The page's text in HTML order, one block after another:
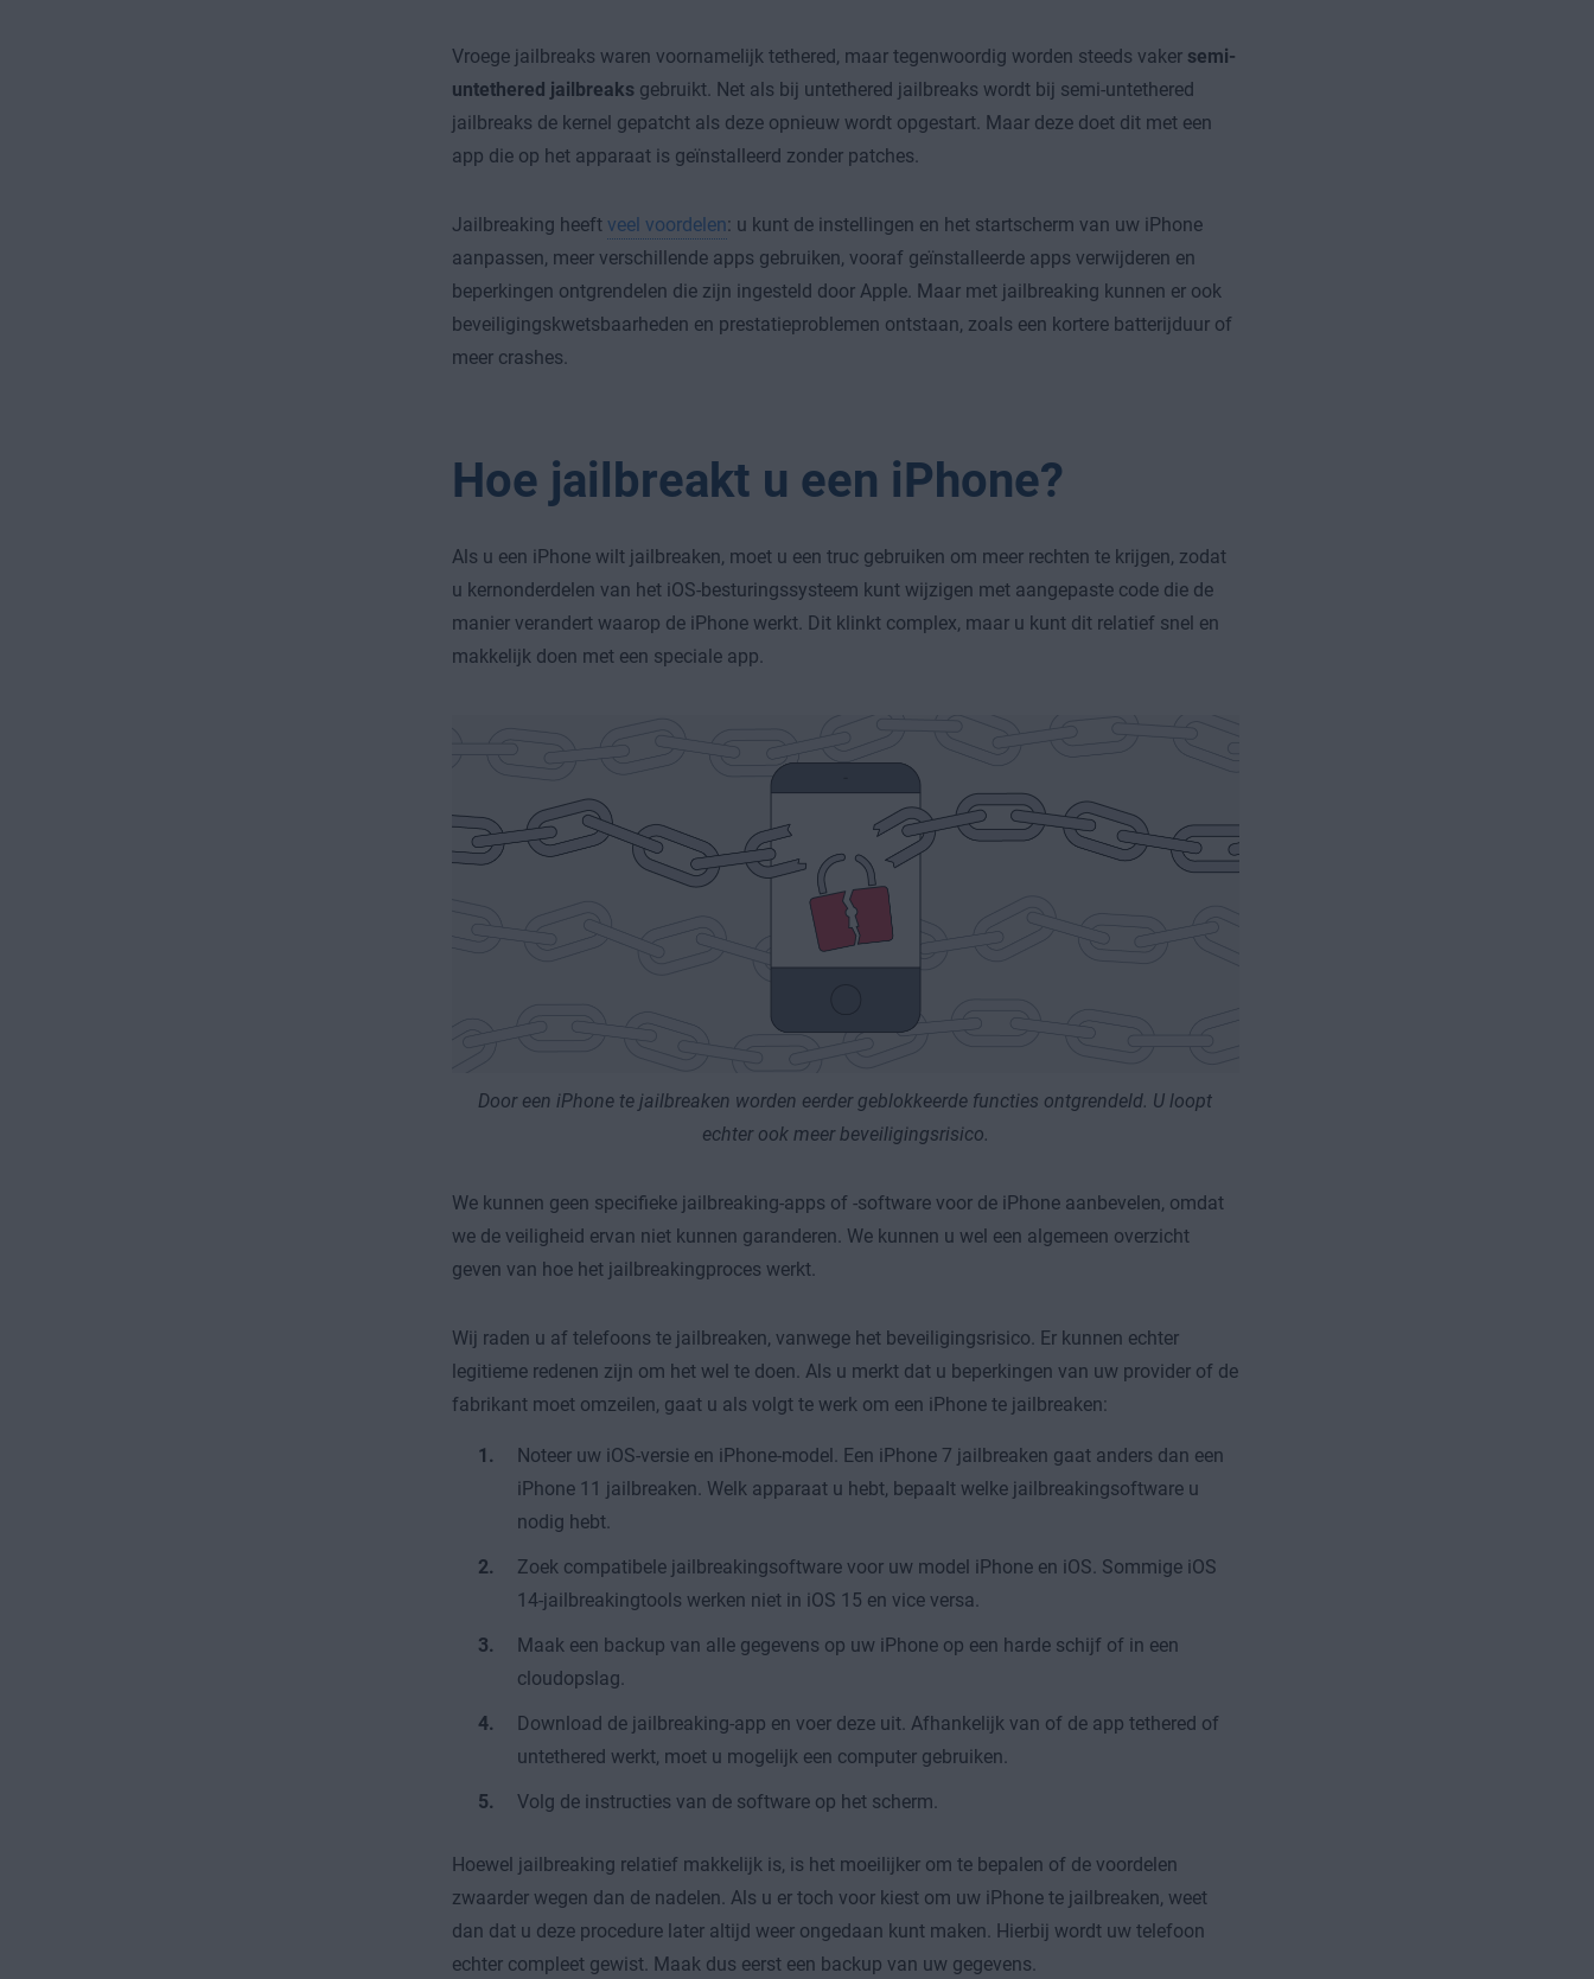
Vroege jailbreaks waren voornamelijk tethered, maar tegenwoordig worden steeds vaker semi-
untethered jailbreaksgebruikt. Net als bij untethered jailbreaks wordt bij semi-untethered
jailbreaks de kernel gepatcht als deze opnieuw wordt opgestart. Maar deze doet dit met een
app die op het apparaat is geïnstalleerd zonder patches.
Jailbreaking heeft veel voordelen: u kunt de instellingen en het startscherm van uw iPhone
aanpassen, meer verschillende apps gebruiken, vooraf geïnstalleerde apps verwijderen en
beperkingen ontgrendelen die zijn ingesteld door Apple. Maar met jailbreaking kunnen er ook
beveiligingskwetsbaarheden en prestatieproblemen ontstaan, zoals een kortere batterijduur of
meer crashes.
Hoe jailbreakt u een iPhone?
Als u een iPhone wilt jailbreaken, moet u een truc gebruiken om meer rechten te krijgen, zodat
u kernonderdelen van het iOS-besturingssysteem kunt wijzigen met aangepaste code die de
manier verandert waarop de iPhone werkt. Dit klinkt complex, maar u kunt dit relatief snel en
makkelijk doen met een speciale app.
Door een iPhone te jailbreaken worden eerder geblokkeerde functies ontgrendeld. U loopt
echter ook meer beveiligingsrisico.
We kunnen geen specifieke jailbreaking-apps of -software voor de iPhone aanbevelen, omdat
we de veiligheid ervan niet kunnen garanderen. We kunnen u wel een algemeen overzicht
geven van hoe het jailbreakingproces werkt.
Wij raden u af telefoons te jailbreaken, vanwege het beveiligingsrisico. Er kunnen echter
legitieme redenen zijn om het wel te doen. Als u merkt dat u beperkingen van uw provider of de
fabrikant moet omzeilen, gaat u als volgt te werk om een iPhone te jailbreaken:
Noteer uw iOS-versie en iPhone-model. Een iPhone 7 jailbreaken gaat anders dan een
iPhone 11 jailbreaken. Welk apparaat u hebt, bepaalt welke jailbreakingsoftware u
nodig hebt.
Zoek compatibele jailbreakingsoftware voor uw model iPhone en iOS. Sommige iOS
14-jailbreakingtools werken niet in iOS 15 en vice versa.
Maak een backup van alle gegevens op uw iPhone op een harde schijf of in een
cloudopslag.
Download de jailbreaking-app en voer deze uit. Afhankelijk van of de app tethered of
untethered werkt, moet u mogelijk een computer gebruiken.
Volg de instructies van de software op het scherm.
Hoewel jailbreaking relatief makkelijk is, is het moeilijker om te bepalen of de voordelen
zwaarder wegen dan de nadelen. Als u er toch voor kiest om uw iPhone te jailbreaken, weet
dan dat u deze procedure later altijd weer ongedaan kunt maken. Hierbij wordt uw telefoon
echter compleet gewist. Maak dus eerst een backup van uw gegevens.